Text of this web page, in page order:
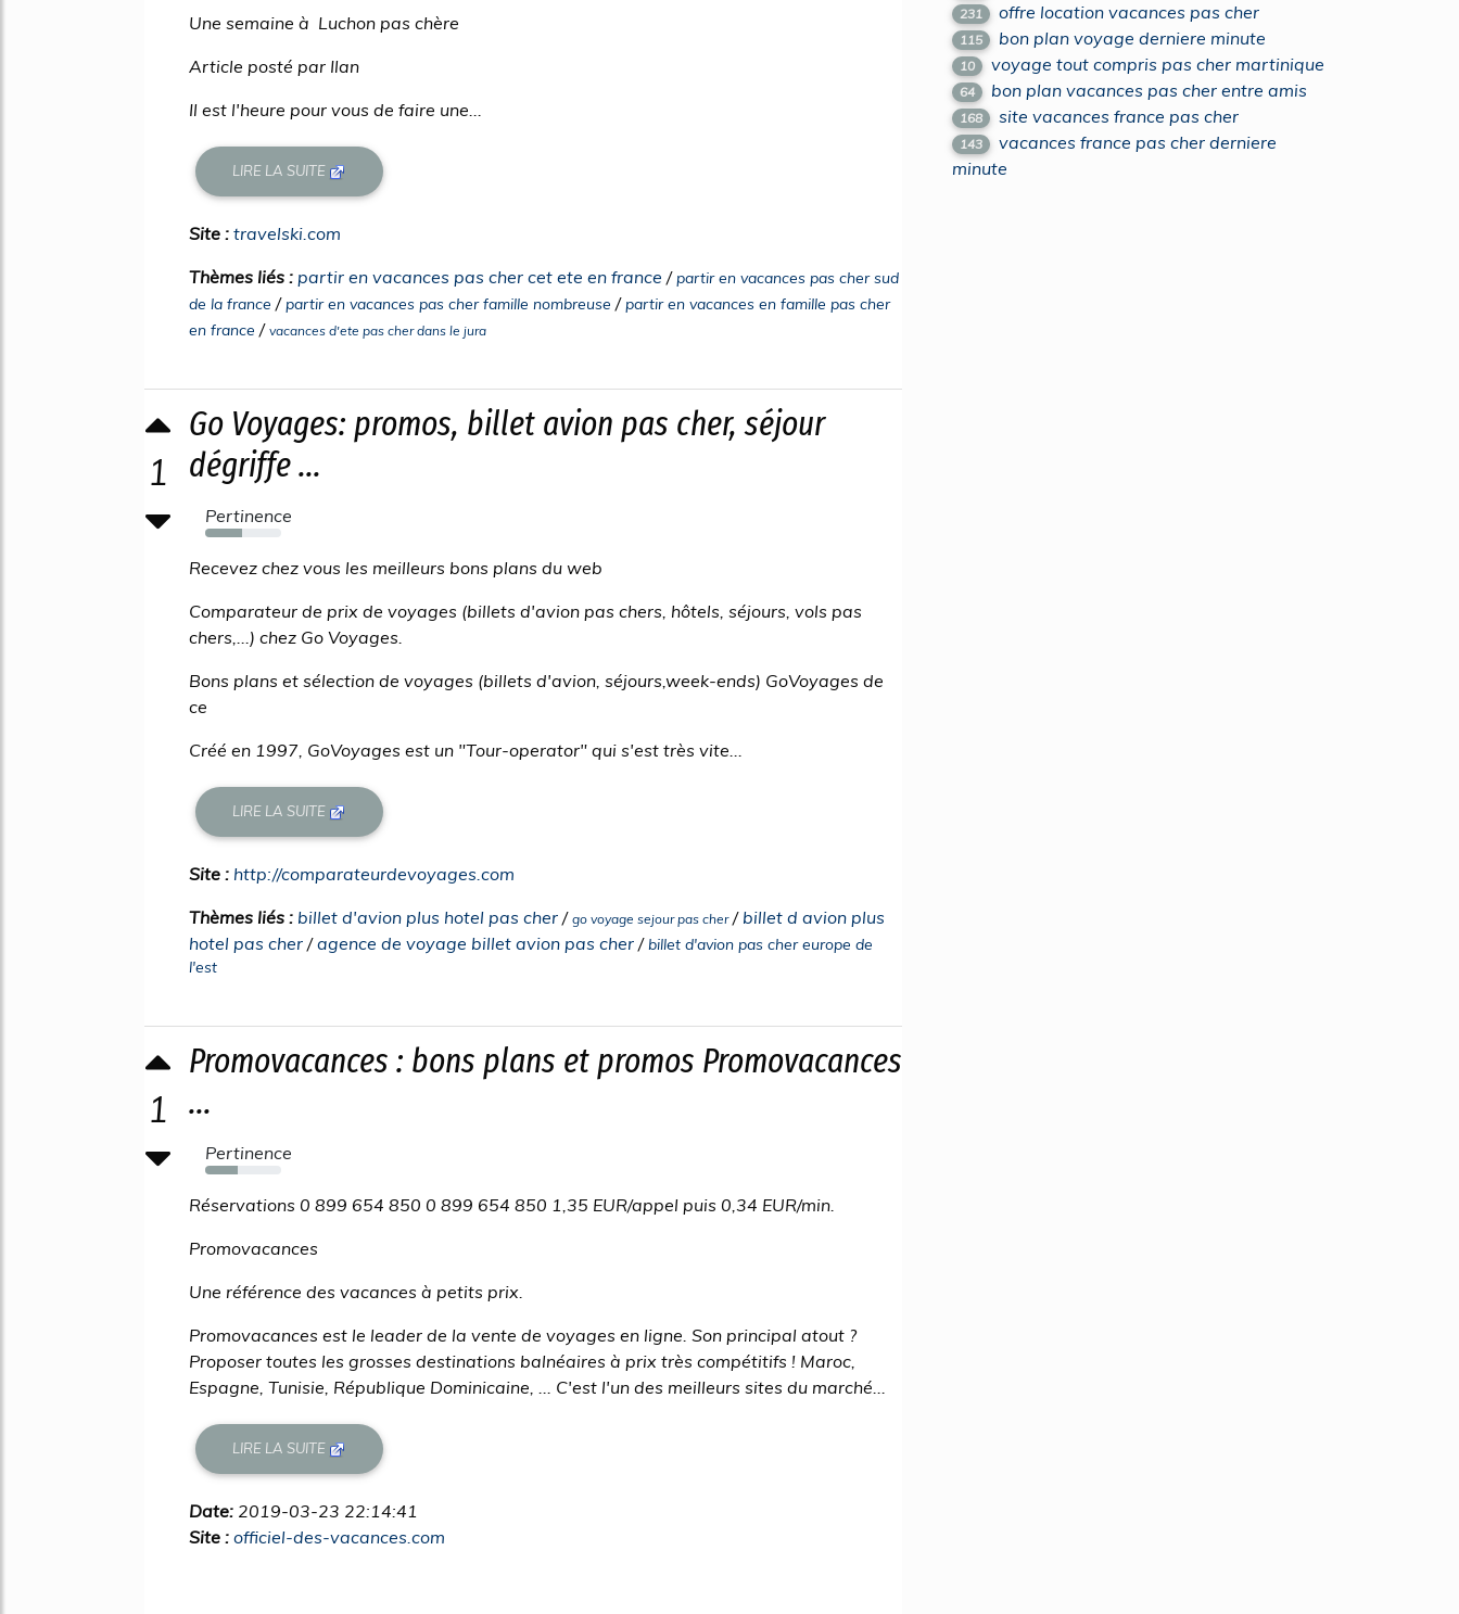
Une semaine à Luchon pas chère
Article posté par Ilan
Il est l'heure pour vous de faire une...
LIRE LA SUITE
Site : travelski.com
Thèmes liés : partir en vacances pas cher cet ete en france /partir en vacances pas cher sud
de la france /partir en vacances pas cher famille nombreuse /partir en vacances en famille pas cher
en france / vacances d'ete pas cher dans le jura
1
Go Voyages: promos, billet avion pas cher, séjour
dégriffe ...
Pertinence
48%
Recevez chez vous les meilleurs bons plans du web
Comparateur de prix de voyages (billets d'avion pas chers, hôtels, séjours, vols pas
chers,...) chez Go Voyages.
Bons plans et sélection de voyages (billets d'avion, séjours,week-ends) GoVoyages de
ce
Créé en 1997, GoVoyages est un "Tour-operator" qui s'est très vite...
LIRE LA SUITE
Site : http://comparateurdevoyages.com
Thèmes liés : billet d'avion plus hotel pas cher / go voyage sejour pas cher/ billet d avion plus
hotel pas cher /agence de voyage billet avion pas cher /billet d'avion pas cher europe de
l'est
1
Promovacances : bons plans et promos Promovacances
...
Pertinence
43%
Réservations 0 899 654 850 0 899 654 850 1,35 EUR/appel puis 0,34 EUR/min.
Promovacances
Une référence des vacances à petits prix.
Promovacances est le leader de la vente de voyages en ligne. Son principal atout ?
Proposer toutes les grosses destinations balnéaires à prix très compétitifs ! Maroc,
Espagne, Tunisie, République Dominicaine, ... C'est l'un des meilleurs sites du marché...
LIRE LA SUITE
Date: 2019-03-23 22:14:41
Site : officiel-des-vacances.com
231 offre location vacances pas cher
115 bon plan voyage derniere minute
10 voyage tout compris pas cher martinique
64 bon plan vacances pas cher entre amis
168 site vacances france pas cher
143
vacances france pas cher derniere
minute